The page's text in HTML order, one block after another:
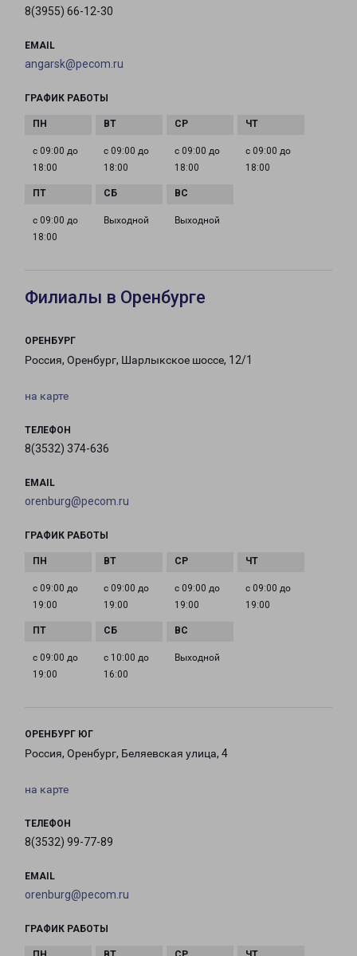
8(3955) 66-12-30
EMAIL
angarsk@pecom.ru
ГРАФИК РАБОТЫ
с 09:00 до
18:00
с 09:00 до
18:00
с 09:00 до
18:00
с 09:00 до
18:00
с 09:00 до
18:00
Выходной Выходной
Филиалы в Оренбурге
ОРЕНБУРГ
Россия, Оренбург, Шарлыкское шоссе, 12/1
на карте
ТЕЛЕФОН
8(3532) 374-636
EMAIL
orenburg@pecom.ru
ГРАФИК РАБОТЫ
с 09:00 до
19:00
с 09:00 до
19:00
с 09:00 до
19:00
с 09:00 до
19:00
с 09:00 до
19:00
с 10:00 до
16:00
Выходной
ОРЕНБУРГ ЮГ
Россия, Оренбург, Беляевская улица, 4
на карте
ТЕЛЕФОН
8(3532) 99-77-89
EMAIL
orenburg@pecom.ru
ГРАФИК РАБОТЫ